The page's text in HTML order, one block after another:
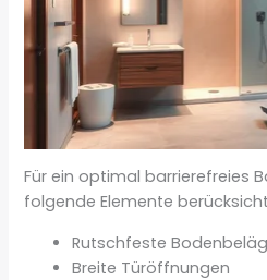
Für ein optimal barrierefreies
folgende Elemente
Rutschfeste
Breite Türöffnungen